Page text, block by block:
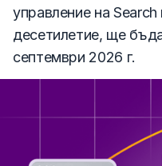
управление на
десетилетие, ще
септември 2026 г.